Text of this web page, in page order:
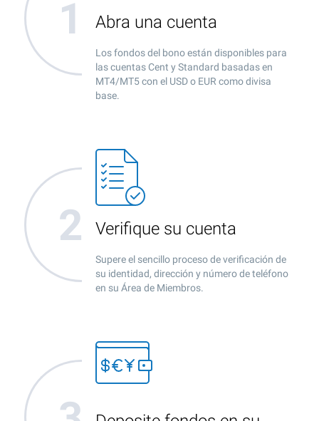
Abra una cuenta
Los fondos del bono están disponibles para
las cuentas Cent y Standard basadas en
MT4/MT5 con el USD o EUR como divisa
base.
Verifique su cuenta
Supere el sencillo proceso de verificación de
su identidad, dirección y número de teléfono
en su Área de Miembros.